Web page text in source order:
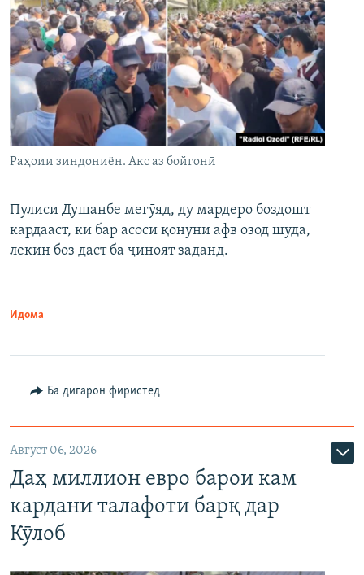
Раҳоии зиндониён. Акс аз бойгонӣ
Пулиси Душанбе мегӯяд, ду мардеро боздошт
кардааст, ки бар асоси қонуни афв озод шуда,
лекин боз даст ба ҷиноят заданд.
Идома
Ба дигарон фиристед
Август 06, 2026
Даҳ миллион евро барои кам
кардани талафоти барқ дар
Кӯлоб